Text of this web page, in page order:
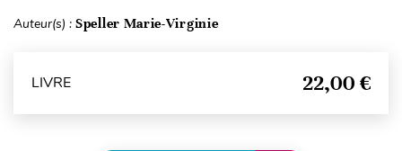
Auteur(s) : Speller Marie-Virginie
LIVRE 22,00 €